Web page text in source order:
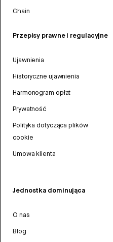
Chain
Przepisy prawne i regulacyjne
Ujawnienia
Historyczne ujawnienia
Harmonogram opłat
Prywatność
Polityka dotycząca plików
cookie
Umowa klienta
Jednostka dominująca
O nas
Blog